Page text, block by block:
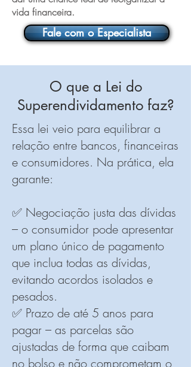
vida financeira.
Fale com o Especialista
O que a Lei do
Superendividamento faz?
Essa lei veio para equilibrar a
relação entre bancos, financeiras
e consumidores. Na prática, ela
garante:
✅ Negociação justa das dívidas
– o consumidor pode apresentar
um plano único de pagamento
que inclua todas as dívidas,
evitando acordos isolados e
pesados.
✅ Prazo de até 5 anos para
pagar – as parcelas são
ajustadas de forma que caibam
no bolso e não comprometam o